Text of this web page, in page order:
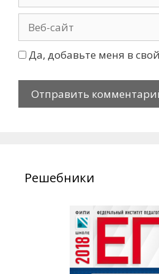
Да, добавьте меня в
Решебники